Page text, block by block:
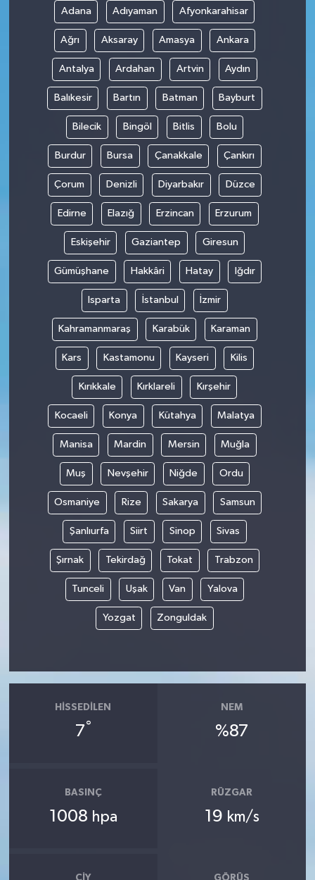
Adana Adıyaman Afyonkarahisar
Ağrı Aksaray Amasya Ankara
Antalya Ardahan Artvin Aydın
Balıkesir Bartın Batman Bayburt
Bilecik Bingöl Bitlis Bolu
Burdur Bursa Çanakkale Çankırı
Çorum Denizli Diyarbakır Düzce
Edirne Elazığ Erzincan Erzurum
Eskişehir Gaziantep Giresun
Gümüşhane Hakkâri Hatay Iğdır
Isparta İstanbul İzmir
Kahramanmaraş Karabük Karaman
Kars Kastamonu Kayseri Kilis
Kırıkkale Kırklareli Kırşehir
Kocaeli Konya Kütahya Malatya
Manisa Mardin Mersin Muğla
Muş Nevşehir Niğde Ordu
Osmaniye Rize Sakarya Samsun
Şanlıurfa Siirt Sinop Sivas
Şırnak Tekirdağ Tokat Trabzon
Tunceli Uşak Van Yalova
Yozgat Zonguldak
HISSEDILEN
7°
NEM
%87
BASINÇ
1008 hpa
RÜZGAR
19 km/s
ÇIY GÖRÜŞ